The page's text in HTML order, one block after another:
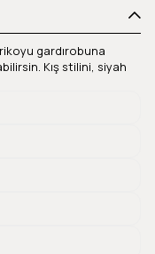
gardırobuna
Kış stilini, siyah